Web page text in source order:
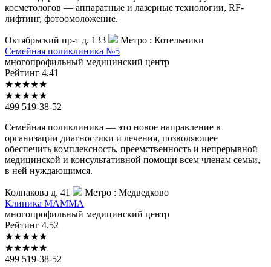
косметологов — аппаратные и лазерные технологии, RF-
лифтинг, фотоомоложение.
Октябрьский пр-т д. 133 Метро : Котельники
Семейная поликлиника №5
многопрофильный медицинский центр
Рейтинг 4.41
★★★★★
★★★★★
499 519-38-52
Семейная поликлиника — это новое направление в
организации диагностики и лечения, позволяющее
обеспечить комплексность, преемственность и непрерывной
медицинской и консультативной помощи всем членам семьи,
в ней нуждающимся.
Колпакова д. 41 Метро : Медведково
Клиника МАММА
многопрофильный медицинский центр
Рейтинг 4.52
★★★★★
★★★★★
499 519-38-52